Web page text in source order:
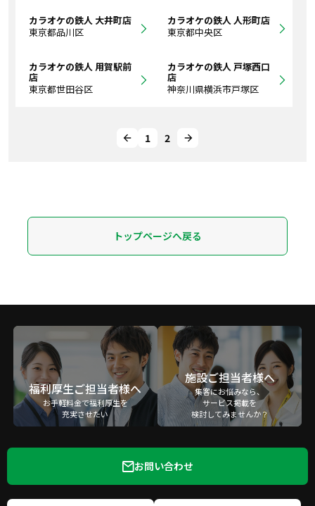
カラオケの鉄人 大井町店
東京都品川区
カラオケの鉄人 人形町店
東京都中央区
カラオケの鉄人 用賀駅前
店
東京都世田谷区
カラオケの鉄人 戸塚西口
店
神奈川県横浜市戸塚区
1 2
トップページへ戻る
福利厚生ご担当者様へ
お手軽料金で福利厚生を
充実させたい
施設ご担当者様へ
集客にお悩みなら、
サービス掲載を
検討してみませんか？
お問い合わせ